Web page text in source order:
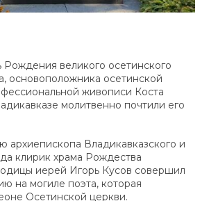
Рождения великого осетинского
основоположника осетинской
живописи Коста
молитвенно почтили его
архиепископа Владикавказского и
клирик храма Рождества
иерей Игорь Кусов совершил
на могиле поэта, которая
Осетинской церкви.